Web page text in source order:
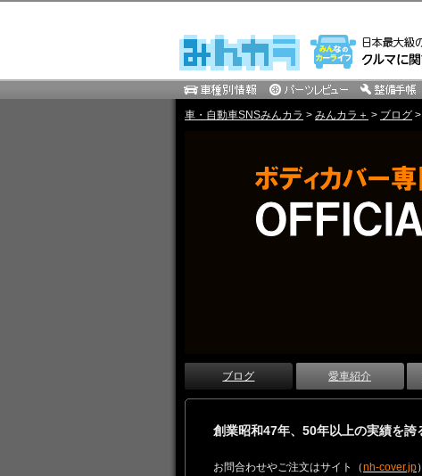
車・自動車SNSみんカラ > みんカラ＋ > ブログ >
ブログ 愛車紹介
創業昭和47年、50年以上の実績を誇
お問合わせやご注文はサイト（nh-cover.jp